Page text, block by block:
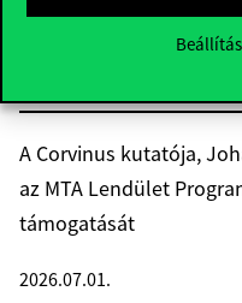
forintnyi munkakiesést
A Corvinus kutatója,
az MTA Lendület
támogatását
2026.07.01.